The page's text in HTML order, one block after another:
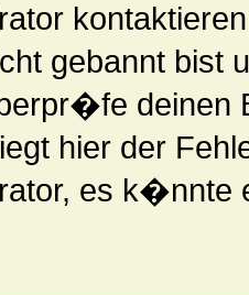
gebannt bist
deinen
hier der
es k�nnte